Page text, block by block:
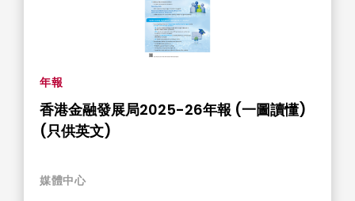
年報
香港金融發展局2025-26年報 (一圖讀懂)
(只供英文)
媒體中心